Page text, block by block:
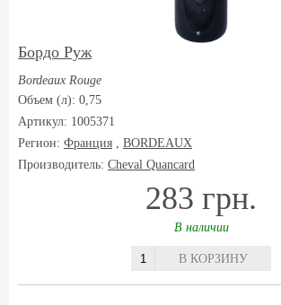
Бордо Руж
Bordeaux Rouge
Объем (л): 0,75
Артикул: 1005371
Регион: Франция , BORDEAUX
Производитель: Cheval Quancard
283 грн.
В наличии
В КОРЗИНУ